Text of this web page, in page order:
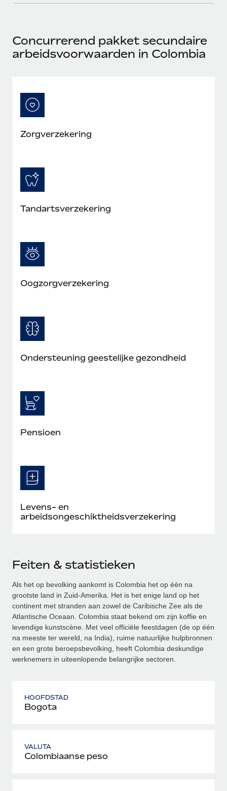
Concurrerend pakket secundaire
arbeidsvoorwaarden in Colombia
Zorgverzekering
Tandartsverzekering
Oogzorgverzekering
Ondersteuning geestelijke gezondheid
Pensioen
Levens- en
arbeidsongeschiktheidsverzekering
Feiten & statistieken
Als het op bevolking aankomt is Colombia het op één na
grootste land in Zuid-Amerika. Het is het enige land op het
continent met stranden aan zowel de Caribische Zee als de
Atlantische Oceaan. Colombia staat bekend om zijn koffie en
levendige kunstscène. Met veel officiële feestdagen (de op één
na meeste ter wereld, na India), ruime natuurlijke hulpbronnen
en een grote beroepsbevolking, heeft Colombia deskundige
werknemers in uiteenlopende belangrijke sectoren.
HOOFDSTAD
Bogota
VALUTA
Colombiaanse peso